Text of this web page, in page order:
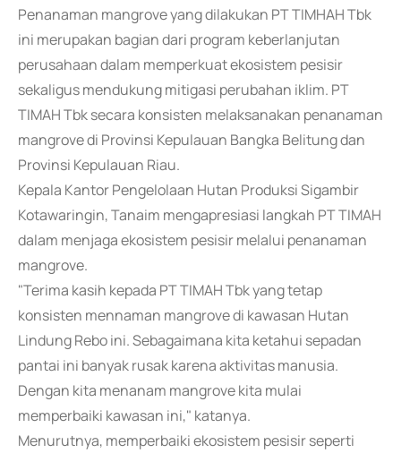
Penanaman mangrove yang dilakukan PT TIMHAH Tbk
ini merupakan bagian dari program keberlanjutan
perusahaan dalam memperkuat ekosistem pesisir
sekaligus mendukung mitigasi perubahan iklim. PT
TIMAH Tbk secara konsisten melaksanakan penanaman
mangrove di Provinsi Kepulauan Bangka Belitung dan
Provinsi Kepulauan Riau.
Kepala Kantor Pengelolaan Hutan Produksi Sigambir
Kotawaringin, Tanaim mengapresiasi langkah PT TIMAH
dalam menjaga ekosistem pesisir melalui penanaman
mangrove.
"Terima kasih kepada PT TIMAH Tbk yang tetap
konsisten mennaman mangrove di kawasan Hutan
Lindung Rebo ini. Sebagaimana kita ketahui sepadan
pantai ini banyak rusak karena aktivitas manusia.
Dengan kita menanam mangrove kita mulai
memperbaiki kawasan ini," katanya.
Menurutnya, memperbaiki ekosistem pesisir seperti